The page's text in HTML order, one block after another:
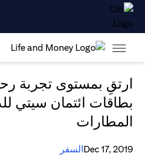
ارتقِ بمستوى تجربة
بطاقات ائتمان سيتي
المطارات
Dec 17, 2019السفر